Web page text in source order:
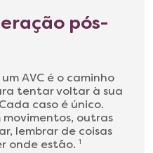
pós-
AVC é o caminho
tentar voltar à sua
caso é único.
movimentos, outras
lembrar de coisas
onde estão. 1